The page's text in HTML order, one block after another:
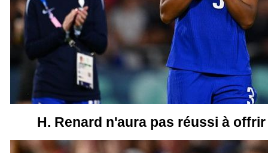
H. Renard n'aura pas réussi à